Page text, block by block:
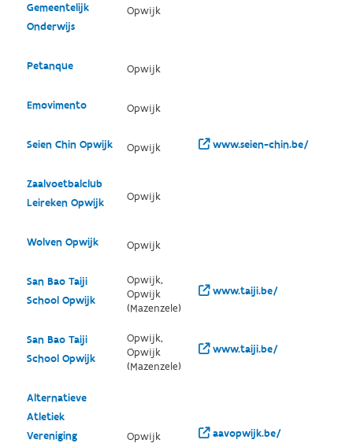
Gemeentelijk
Onderwijs
Opwijk
Petanque Opwijk
Emovimento Opwijk
Seien Chin Opwijk Opwijk www.seien-chin.be/
Zaalvoetbalclub
Leireken Opwijk
Opwijk
Wolven Opwijk Opwijk
San Bao Taiji
School Opwijk
Opwijk,
Opwijk
(Mazenzele)
www.taiji.be/
San Bao Taiji
School Opwijk
Opwijk,
Opwijk
(Mazenzele)
www.taiji.be/
Alternatieve
Atletiek
Vereniging
Opwijk aavopwijk.be/